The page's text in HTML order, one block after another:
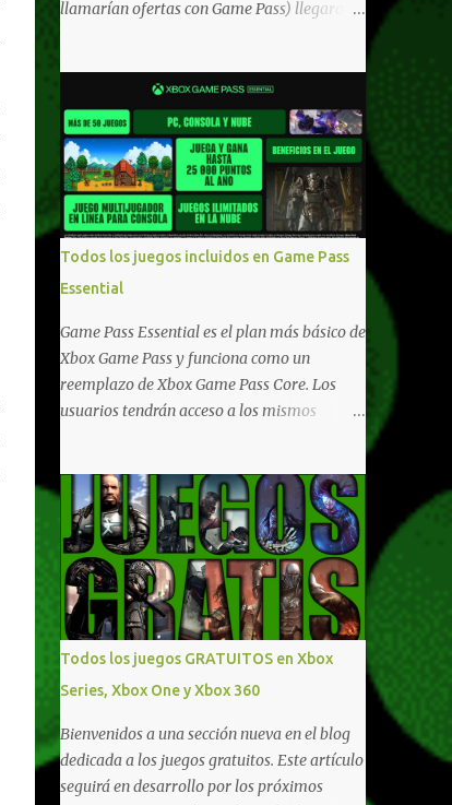
llamarían ofertas con Game Pass) llegaron a
10/11, varios de los juegos que están de
oferta también cuentan con soporte para
Xbox Play Anywhere, lo que nos permite
jugarlos y mantener un progreso
compartido en Windows PC y Xbox, y
tenemos un listado de juegos compatibles
por acá . ¿Aún necesitas una mano con las
compras? Tenemos un tutorial extenso o en
vídeo para que se quiten todas las dudas
generales de cómo hacer compras en Xbox .
Podes consultar un listado más completo de
promociones desde xbox.com. El post puede
tener actualizaciones regulares o cambios
- México Ofertas - Estados Unidos Ofertas -
España Todas las ofertas de Xbox One
también aplican a Xbox Series, a excepción
de los jue...
Todos los juegos incluidos en Game Pass
Essential
Game Pass Essential es el plan más básico de
Xbox Game Pass y funciona como un
reemplazo de Xbox Game Pass Core. Los
usuarios tendrán acceso a los mismos
adicionales que fueron anunciados
recientemente. Essential incluirá como
novedades una serie de ventajas para
diferentes juegos free to play que están en
Xbox y PC, que van desde skins, desbloqueo
de personajes, paquetes de armas hasta
emotes, monedas virtuales y más para
diferentes títulos. Todas estas ventajas se
pueden reclamar desde la sección de Game
Pass o en tu aplicación de Xbox yendo
directamente a la pestaña de Game Pass.
Essential también ahora sumará el acceso a
Todos los juegos GRATUITOS en Xbox
Series, Xbox One y Xbox 360
Bienvenidos a una sección nueva en el blog
dedicada a los juegos gratuitos. Este artículo
seguirá en desarrollo por los próximos